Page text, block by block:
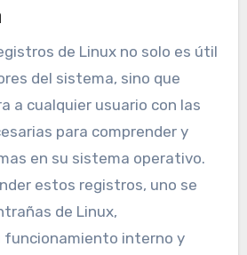
de Linux no solo es útil
del sistema, sino que
a cualquier usuario con las
para comprender y
en su sistema operativo.
estos registros, uno se
de Linux,
funcionamiento interno y